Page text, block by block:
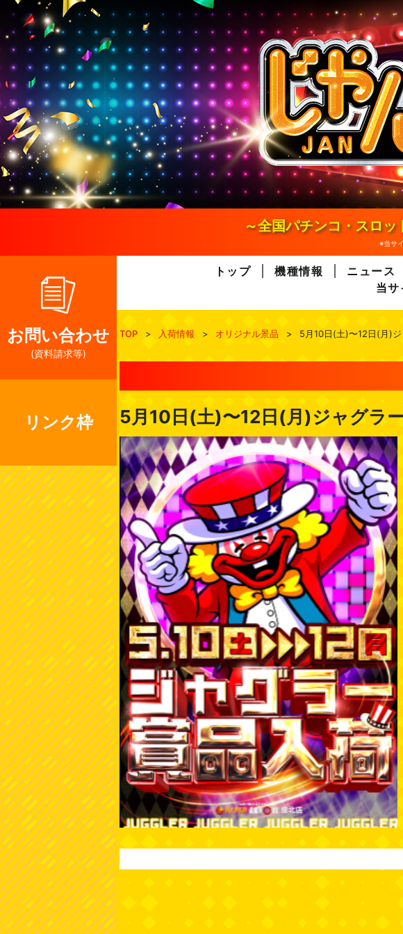
n
e
n
～全国パチンコ・スロ
※当サ
お問い合わせ
(資料請求等)
リンク枠
トップ 機種情報 ニュース
当サ
TOP > 入荷情報 > オリジナル景品 > 5月10日(土)〜12日(月)ジ
5月10日(土)〜12日(月)ジャグラー